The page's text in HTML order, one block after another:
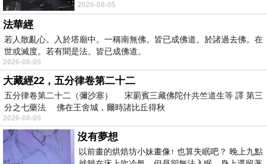
題 : 記憶體即
2026-08-05
法華經
若人散亂心。入於塔廟中。一稱南無佛。皆已成佛道。於諸過去佛。在
世或滅度。若有聞是法。皆已成佛道。
2026-08-05
大藏經22，五分律卷第二十二
五分律卷第二十二（彌沙塞） 宋罽賓三藏佛陀什共竺道生等 譯 第三
分之七藥法 佛在王舍城，爾時諸比丘得秋
2026-08-05
沒有夢想
以前畫的烘焙坊小妹畫像↑ 也算失眠吧？ 晚上九點